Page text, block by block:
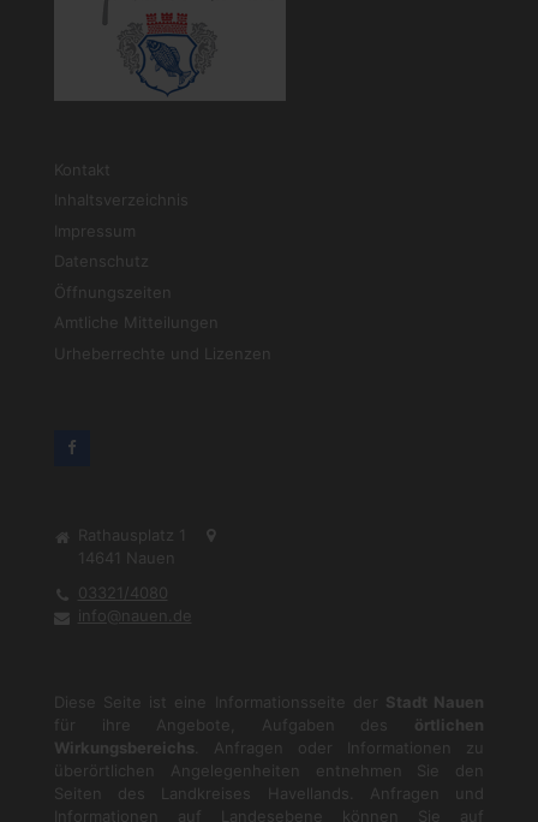
Kontakt
Inhaltsverzeichnis
Impressum
Datenschutz
Öffnungszeiten
Amtliche Mitteilungen
Urheberrechte und Lizenzen
Rathausplatz 1
14641
Nauen
03321/4080
info@nauen.de
Diese Seite ist eine Informationsseite der Stadt Nauen
für ihre Angebote, Aufgaben des örtlichen
Wirkungsbereichs . Anfragen oder Informationen zu
überörtlichen Angelegenheiten entnehmen Sie den
Seiten des Landkreises Havellands. Anfragen und
Informationen auf Landesebene können Sie auf